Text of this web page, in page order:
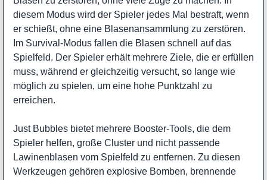
diesem Modus wird der Spieler jedes Mal bestraft, wenn
er schießt, ohne eine Blasenansammlung zu zerstören.
Im Survival-Modus fallen die Blasen schnell auf das
Spielfeld. Der Spieler erhält mehrere Ziele, die er erfüllen
muss, während er gleichzeitig versucht, so lange wie
möglich zu spielen, um eine hohe Punktzahl zu
erreichen.
Just Bubbles bietet mehrere Booster-Tools, die dem
Spieler helfen, große Cluster und nicht passende
Lawinenblasen vom Spielfeld zu entfernen. Zu diesen
Werkzeugen gehören explosive Bomben, brennende